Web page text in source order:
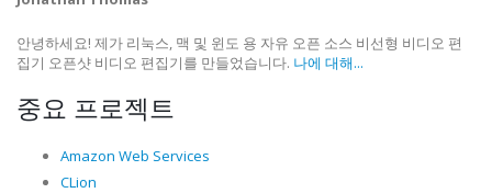
안녕하세요! 제가 리눅스, 맥 및 윈도 용 자유 오픈 소스 비선형 비디오 편
집기 오픈샷 비디오 편집기를 만들었습니다. 나에 대해...
중요 프로젝트
Amazon Web Services
CLion